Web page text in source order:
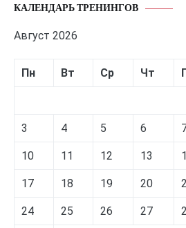
КАЛЕНДАРЬ ТРЕНИНГОВ
Август 2026
Пн Вт Ср Чт
3 4 5 6
10 11 12 13
17 18 19 20
24 25 26 27